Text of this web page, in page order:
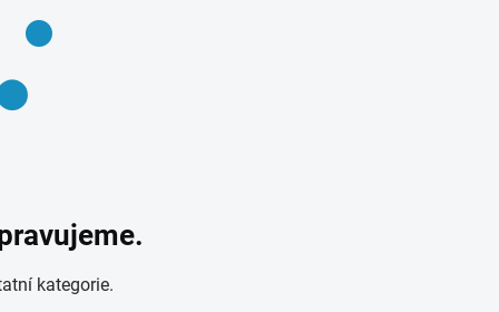
kategorie.